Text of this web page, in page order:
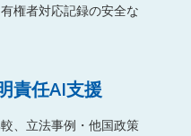
権者対応記録の安全な
責任AI支援
、立法事例・他国政策